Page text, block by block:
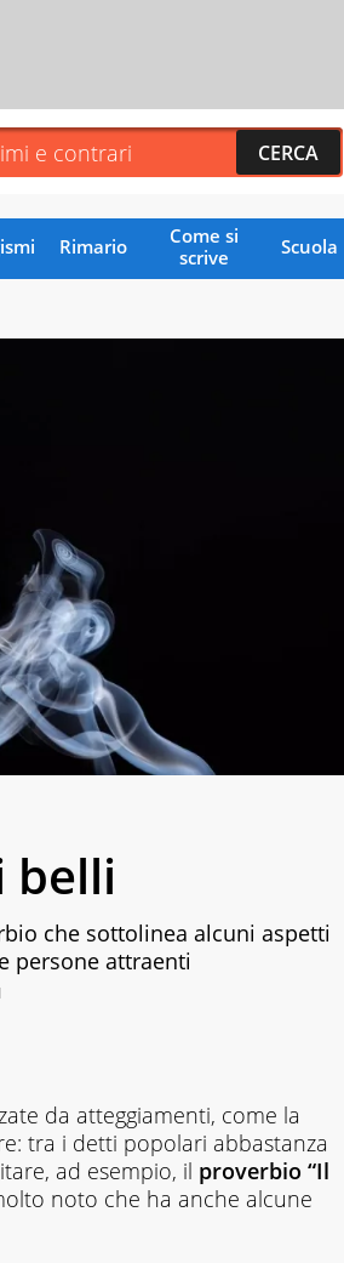
Rimario
Come si
scrive
Scuola
belli
che sottolinea alcuni aspetti
persone attraenti
da atteggiamenti, come la
tra i detti popolari abbastanza
ad esempio, il proverbio “Il
noto che ha anche alcune